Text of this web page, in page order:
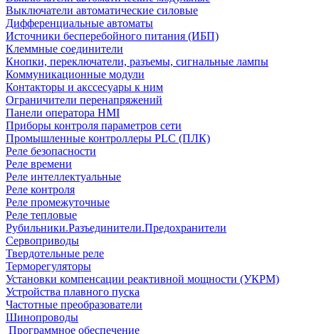
Выключатели автоматические силовые
Дифференциальные автоматы
Источники бесперебойного питания (ИБП)
Клеммные соединители
Кнопки, переключатели, разъемы, сигнальные лампы
Коммуникационные модули
Контакторы и акссесуары к ним
Ограничители перенапряжений
Панели оператора HMI
Приборы контроля параметров сети
Промышленные контроллеры PLC (ПЛК)
Реле безопасности
Реле времени
Реле интеллектуальные
Реле контроля
Реле промежуточные
Реле тепловые
Рубильники.Разъединители.Предохранители
Сервоприводы
Твердотельные реле
Терморегуляторы
Установки компенсации реактивной мощности (УКРМ)
Устройства плавного пуска
Частотные преобразователи
Шинопроводы
Программное обеспечение